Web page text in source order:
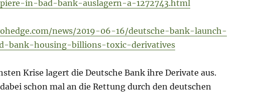
in-bad-bank-auslagern-a-1272743.html
news/2019-06-16/deutsche-bank-launch-
bank-housing-billions-toxic-derivatives
Krise lagert die Deutsche Bank ihre Derivate aus.
schon mal an die Rettung durch den deutschen